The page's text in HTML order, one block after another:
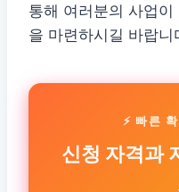
통해 여러분의 사업
을 마련하시길 바랍니
⚡ 빠른
신청 자격과